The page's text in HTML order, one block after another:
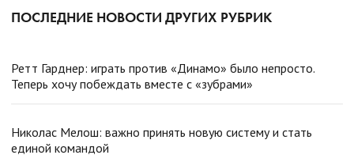
ПОСЛЕДНИЕ НОВОСТИ ДРУГИХ РУБРИК
Ретт Гарднер: играть против «Динамо» было непросто.
Теперь хочу побеждать вместе с «зубрами»
Николас Мелош: важно принять новую систему и стать
единой командой